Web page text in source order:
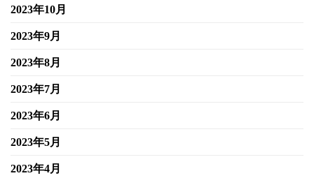
2023年10月
2023年9月
2023年8月
2023年7月
2023年6月
2023年5月
2023年4月